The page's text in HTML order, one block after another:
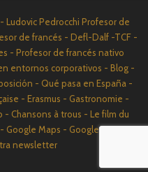
Pedrocchi Profesor de
de francés - Defl-Dalf -TCF -
- Profesor de francés nativo
entornos corporativos - Blog -
- Qué pasa en España -
- Erasmus - Gastronomie -
Chansons à trous - Le film du
Google Maps - Google News -
newsletter